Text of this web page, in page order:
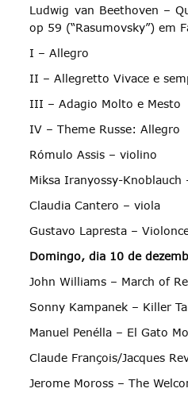
Ludwig van Beethoven –
op 59 (“Rasumovsky”) em
I – Allegro
II – Allegretto Vivace e
III – Adagio Molto e Mesto
IV – Theme Russe: Allegro
Rómulo Assis – violino
Miksa Iranyossy-Knoblauch
Claudia Cantero – viola
Gustavo Lapresta –
Domingo, dia 10 de
John Williams – March of
Sonny Kampanek – Killer
Manuel Penélla – El Gato
Claude François/Jacques
Jerome Moross – The